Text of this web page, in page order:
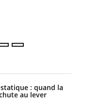
: quand la
au lever